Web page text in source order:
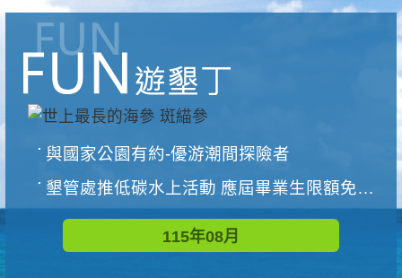
與國家公園有約-優游潮間探險者
墾管處推低碳水上活動 應屆畢業生限額免費參加
115年08月